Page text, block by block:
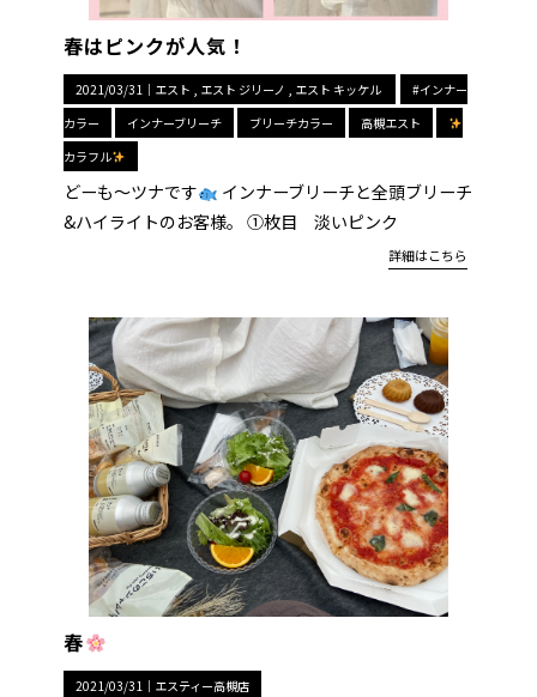
春はピンクが人気！
2021/03/31｜ エスト エスト ジリーノ エスト キッケル
#インナー
カラー
インナーブリーチ ブリーチカラー
高槻エスト
カラフル
どーも〜ツナです
インナーブリーチと全頭ブリーチ
&ハイライトのお客様。 ①枚目 淡いピンク
詳細はこちら
春
2021/03/31｜ エスティー高槻店